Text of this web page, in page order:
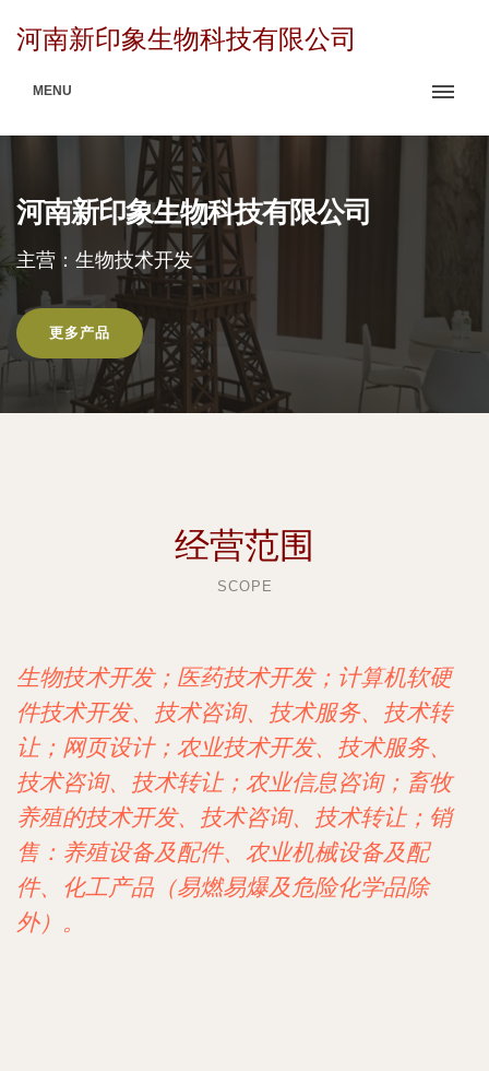
河南新印象生物科技有限公司
MENU
河南新印象生物科技有限公司
主营：生物技术开发
更多产品
经营范围
SCOPE
生物技术开发；医药技术开发；计算机软硬
件技术开发、技术咨询、技术服务、技术转
让；网页设计；农业技术开发、技术服务、
技术咨询、技术转让；农业信息咨询；畜牧
养殖的技术开发、技术咨询、技术转让；销
售：养殖设备及配件、农业机械设备及配
件、化工产品（易燃易爆及危险化学品除
外）。